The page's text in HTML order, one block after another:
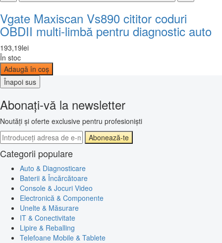
Vgate Maxiscan Vs890 cititor coduri
OBDII multi-limbă pentru diagnostic auto
193,19lei
În stoc
Adaugă în coș
Înapoi sus
Abonați-vă la newsletter
Noutăți și oferte exclusive pentru profesioniști
Abonează-te
Categorii populare
Auto & Diagnosticare
Baterii & Încărcătoare
Console & Jocuri Video
Electronică & Componente
Unelte & Măsurare
IT & Conectivitate
Lipire & Reballing
Telefoane Mobile & Tablete